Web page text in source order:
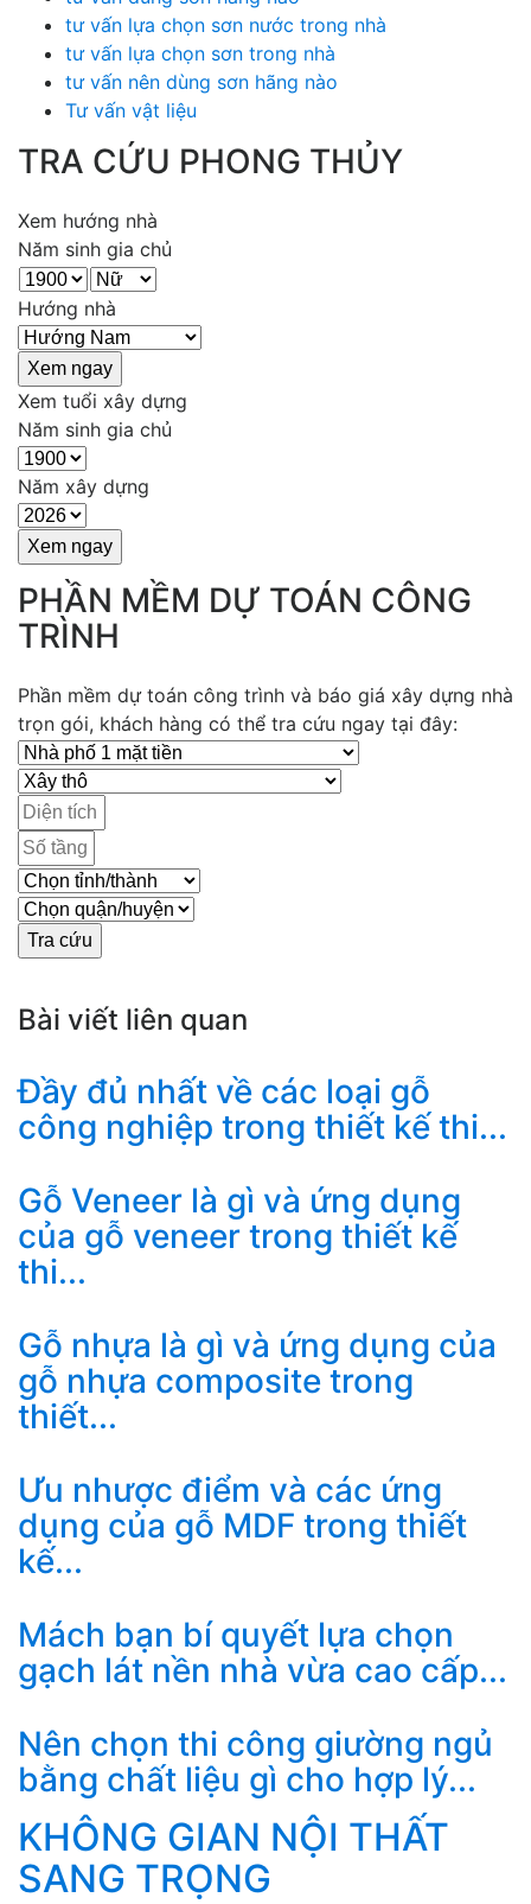
tư vấn lựa chọn sơn nước trong nhà
tư vấn lựa chọn sơn trong nhà
tư vấn nên dùng sơn hãng nào
Tư vấn vật liệu
TRA CỨU PHONG THỦY
Xem hướng nhà
Năm sinh gia chủ
Hướng nhà
Xem tuổi xây dựng
Năm sinh gia chủ
Năm xây dựng
PHẦN MỀM DỰ TOÁN CÔNG
TRÌNH
Phần mềm dự toán công trình và báo giá xây dựng nhà
trọn gói, khách hàng có thể tra cứu ngay tại đây:
Bài viết liên quan
Đầy đủ nhất về các loại gỗ
công nghiệp trong thiết kế thi...
Gỗ Veneer là gì và ứng dụng
của gỗ veneer trong thiết kế
thi...
Gỗ nhựa là gì và ứng dụng của
gỗ nhựa composite trong
thiết...
Ưu nhược điểm và các ứng
dụng của gỗ MDF trong thiết
kế...
Mách bạn bí quyết lựa chọn
gạch lát nền nhà vừa cao cấp...
Nên chọn thi công giường ngủ
bằng chất liệu gì cho hợp lý...
KHÔNG GIAN NỘI THẤT
SANG TRỌNG